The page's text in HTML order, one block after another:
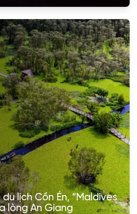
lịch Cồn Én, “Maldives
lòng An Giang